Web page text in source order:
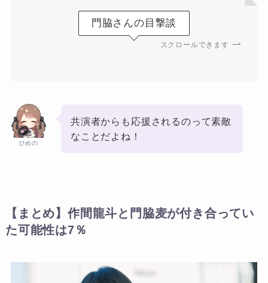
門脇さんの目撃談
スクロールできます
ひめの
共演者からも応援されるのって素敵
なことだよね！
【まとめ】作間龍斗と門脇麦が付き合ってい
た可能性は7％